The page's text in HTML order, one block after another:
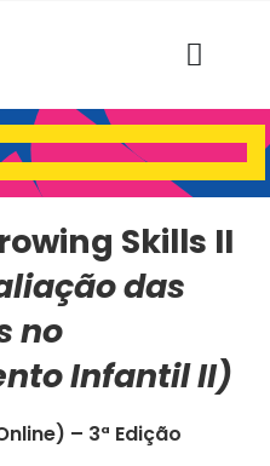
ANIP
Estruturas
SABER+ Formação
Skills II
das
no
Infantil II)
– 3ª Edição